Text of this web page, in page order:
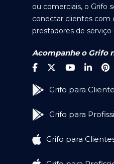
ou comerciais, o Grifo
conectar clientes com
prestadores de serviço
Acompanhe o Grifo
Grifo para
Grifo para
Grifo para